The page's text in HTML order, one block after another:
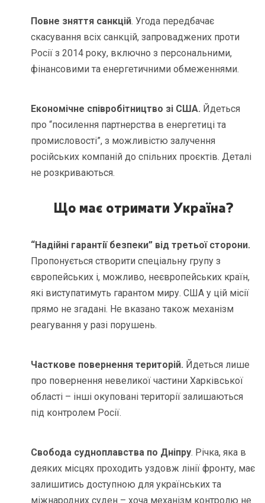
Повне зняття санкцій. Угода передбачає
скасування всіх санкцій, запроваджених проти
Росії з 2014 року, включно з персональними,
фінансовими та енергетичними обмеженнями.
Економічне співробітництво зі США. Йдеться
про “посилення партнерства в енергетиці та
промисловості”, з можливістю залучення
російських компаній до спільних проєктів. Деталі
не розкриваються.
Що має отримати Україна?
“Надійні гарантії безпеки” від третьої сторони.
Пропонується створити спеціальну групу з
європейських і, можливо, неєвропейських країн,
які виступатимуть гарантом миру. США у цій місії
прямо не згадані. Не вказано також механізм
реагування у разі порушень.
Часткове повернення територій. Йдеться лише
про повернення невеликої частини Харківської
області – інші окуповані території залишаються
під контролем Росії.
Свобода судноплавства по Дніпру. Річка, яка в
деяких місцях проходить уздовж лінії фронту, має
залишитись доступною для українських та
міжнародних суден – хоча механізм контролю не